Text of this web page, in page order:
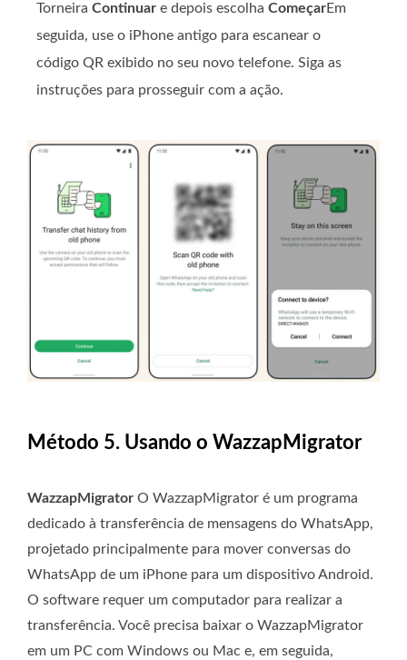
Torneira Continuar e depois escolha ComeçarEm
seguida, use o iPhone antigo para escanear o
código QR exibido no seu novo telefone. Siga as
instruções para prosseguir com a ação.
Método 5. Usando o WazzapMigrator
WazzapMigrator O WazzapMigrator é um programa
dedicado à transferência de mensagens do WhatsApp,
projetado principalmente para mover conversas do
WhatsApp de um iPhone para um dispositivo Android.
O software requer um computador para realizar a
transferência. Você precisa baixar o WazzapMigrator
em um PC com Windows ou Mac e, em seguida,